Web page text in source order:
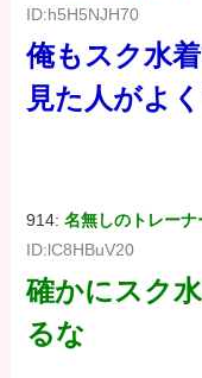
ID:h5H5NJH70
俺もスク水
見た人がよ
914:名無しのトレーナ
ID:lC8HBuV20
確かにスク
るな